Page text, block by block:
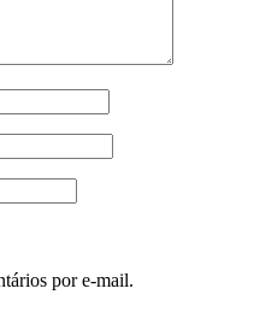
por e-mail.